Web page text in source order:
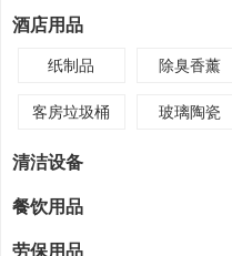
酒店用品
纸制品 除臭香薰
客房垃圾桶 玻璃陶瓷
清洁设备
餐饮用品
劳保用品